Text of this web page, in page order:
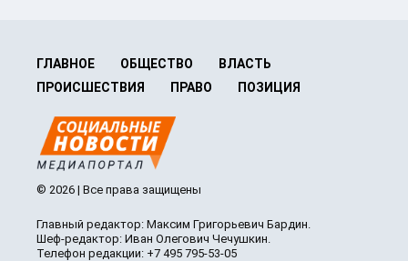
ГЛАВНОЕ ОБЩЕСТВО
ВЛАСТЬ
ПРОИСШЕСТВИЯ
ПРАВО ПОЗИЦИЯ
© 2026 | Все права защищены
Главный редактор: Максим Григорьевич Бардин.
Шеф-редактор: Иван Олегович Чечушкин.
Телефон редакции: +7 495 795-53-05